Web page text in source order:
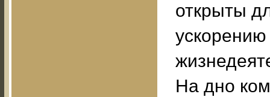
открыты
ускорению
На дно